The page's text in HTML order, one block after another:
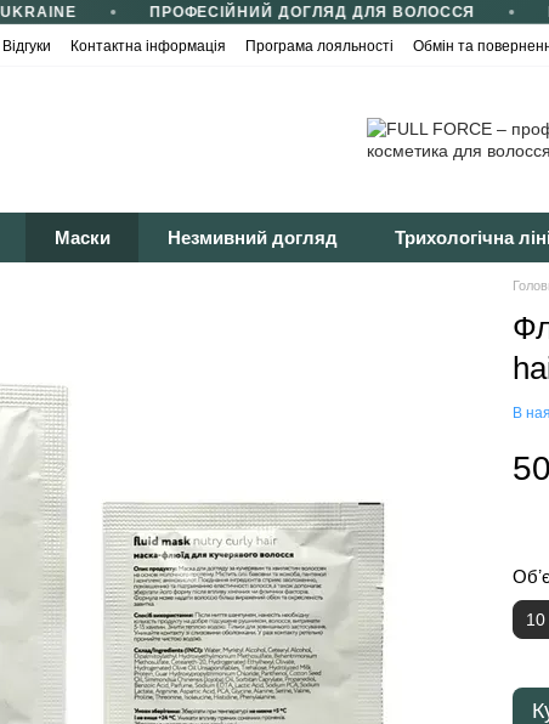
ПРОФЕСІЙНИЙ ДОГЛЯД ДЛЯ ВОЛОССЯ
Відгуки Контактна інформація Програма лояльності Обмін та
Маски Незмивний догляд Трихологічна
В